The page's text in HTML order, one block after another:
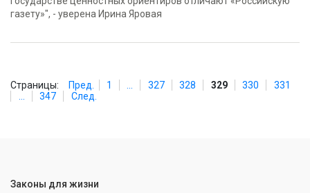
газету»", - уверена Ирина Яровая
Страницы: Пред. 1 327 328 329 330
331
347 След.
Законы для жизни